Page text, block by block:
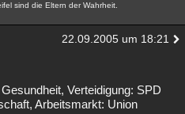
sind die Eltern der Wahrheit.
22.09.2005 um 18:21
Verteidigung: SPD
Arbeitsmarkt: Union